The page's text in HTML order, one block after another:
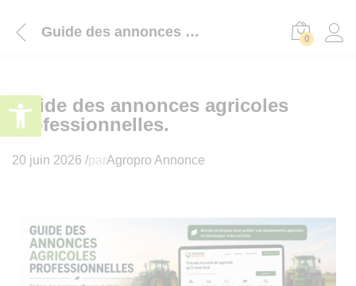
Guide des annonces agricoles professionnelles. 0
Guide des annonces agricoles
professionnelles.
20 juin 2026 /parAgropro Annonce
Ouvrir la barre d’outils